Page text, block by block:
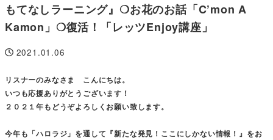
もてなしラーニング』❍お花のお話「C’mon A
Kamon」❍復活！「レッツEnjoy講座」
投稿日
2021.01.06
リスナーのみなさま こんにちは。
いつも応援ありがとうございます！
２０２１年もどうぞよろしくお願い致します。
今年も「ハロラジ」を通して『新たな発見！ここにしかない情報！』をお